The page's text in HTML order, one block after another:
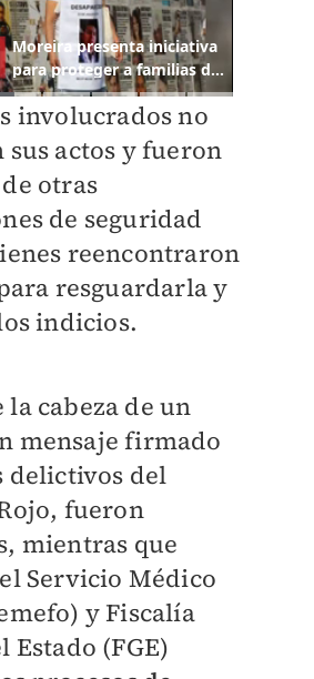
involucrados no
actos y fueron
otras
de seguridad
reencontraron
resguardarla y
indicios.
la cabeza de un
mensaje firmado
delictivos del
fueron
mientras que
Servicio Médico
y Fiscalía
Estado (FGE)